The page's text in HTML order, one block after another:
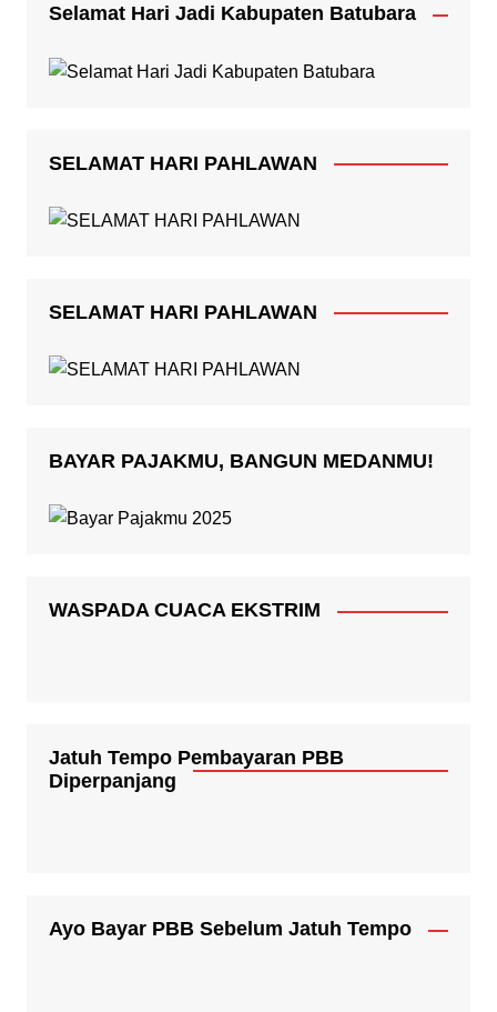
Selamat Hari Jadi Kabupaten Batubara
SELAMAT HARI PAHLAWAN
SELAMAT HARI PAHLAWAN
BAYAR PAJAKMU, BANGUN MEDANMU!
WASPADA CUACA EKSTRIM
Jatuh Tempo Pembayaran PBB
Diperpanjang
Ayo Bayar PBB Sebelum Jatuh Tempo